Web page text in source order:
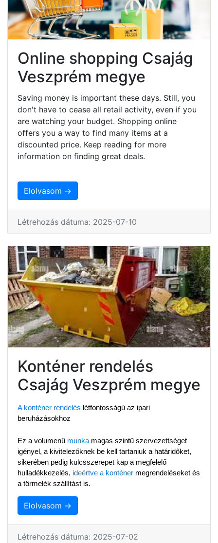
Online shopping Csajág
Veszprém megye
Saving money is important these days. Still, you
don't have to cease all retail activity, even if you
are watching your budget. Shopping online
offers you a way to find many items at a
discounted price. Keep reading for more
information on finding great deals.
Elolvasom →
Létrehozás dátuma: 2025-07-10
Konténer rendelés
Csajág Veszprém megye
A konténer rendelés létfontosságú az ipari
beruházásokhoz
Ez a volumenű munka magas szintű szervezettséget
igényel, a kivitelezőknek be kell tartaniuk a határidőket,
sikerében pedig kulcsszerepet kap a megfelelő
hulladékkezelés, ideértve a konténer megrendeléseket és
a törmelék szállítást is.
Elolvasom →
Létrehozás dátuma: 2025-07-02